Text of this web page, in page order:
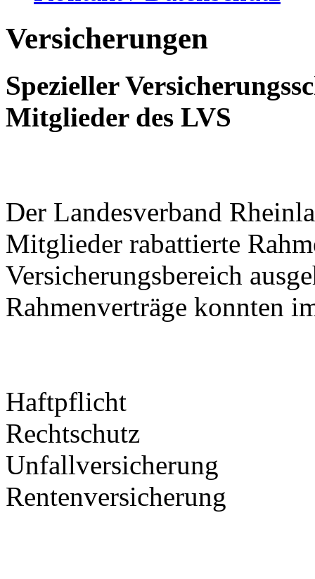
Verzeichnis
Kontakt / Datenschutz
Versicherungen
Mitglieder des LVS
Der Landesverband
Mitglieder rabattierte
Rahmenverträge konnten
Haftpflicht